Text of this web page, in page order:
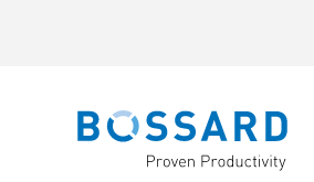
Bossard homepage